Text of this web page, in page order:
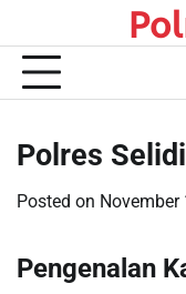
Polres
Posted on November
Pengenalan